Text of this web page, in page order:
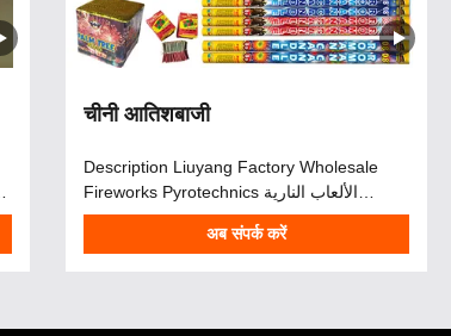
चीनी आतिशबाजी
Description Liuyang Factory Wholesale
Fireworks Pyrotechnics الألعاب النارية
الصينية Chinese Fireworks For Sale تعاونا مع
اكثر من 100 مصنع. وضمان للعملاء للحصول
अब संपर्क करें